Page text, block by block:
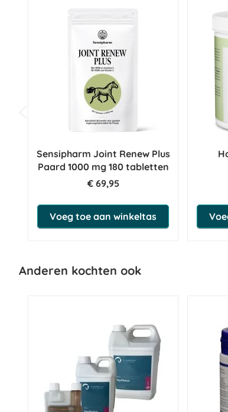
weken. Ga bij verbetering nog enige dagen door met
is het effect meestal zichtbaar na 1 tot 3 weken.
kan blijvend worden gegeven. Het is
in te lassen. Zodoende kan na de stopweek de
behandeling directindien
Vermijd direct zonlicht en bewaar dit product droog
Wat zit er in Puur
Samenstelling:
Water (Aqua), Heermoes/Akkerpaardenstaart
Curcuma/geelwortel (Curcuma Longa)
E55a Kiezelzuur (Acide silicique/Kieselsäure/Silicique
Natrium 0,002%
Sensipharm Joint Renew Plus
Paard 1000 mg 180 tabletten
€ 69,95
Voeg toe aan winkeltas
Anderen kochten ook